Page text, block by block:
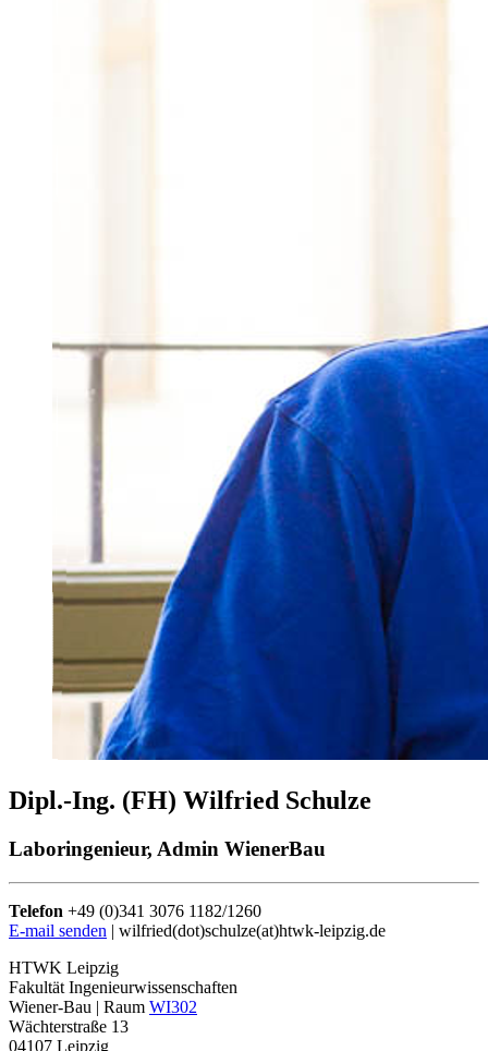
Dipl.-Ing. (FH) Wilfried Schulze
Laboringenieur, Admin WienerBau
Telefon +49 (0)341 3076 1182/1260
E-mail senden | wilfried(dot)schulze(at)htwk-leipzig.de
HTWK Leipzig
Fakultät Ingenieurwissenschaften
Wiener-Bau | Raum WI302
Wächterstraße 13
04107 Leipzig